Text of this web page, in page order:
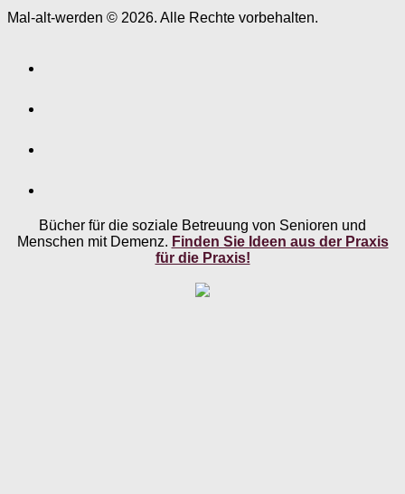
Mal-alt-werden © 2026. Alle Rechte vorbehalten.
Bücher für die soziale Betreuung von Senioren und
Menschen mit Demenz. Finden Sie Ideen aus der Praxis
für die Praxis!